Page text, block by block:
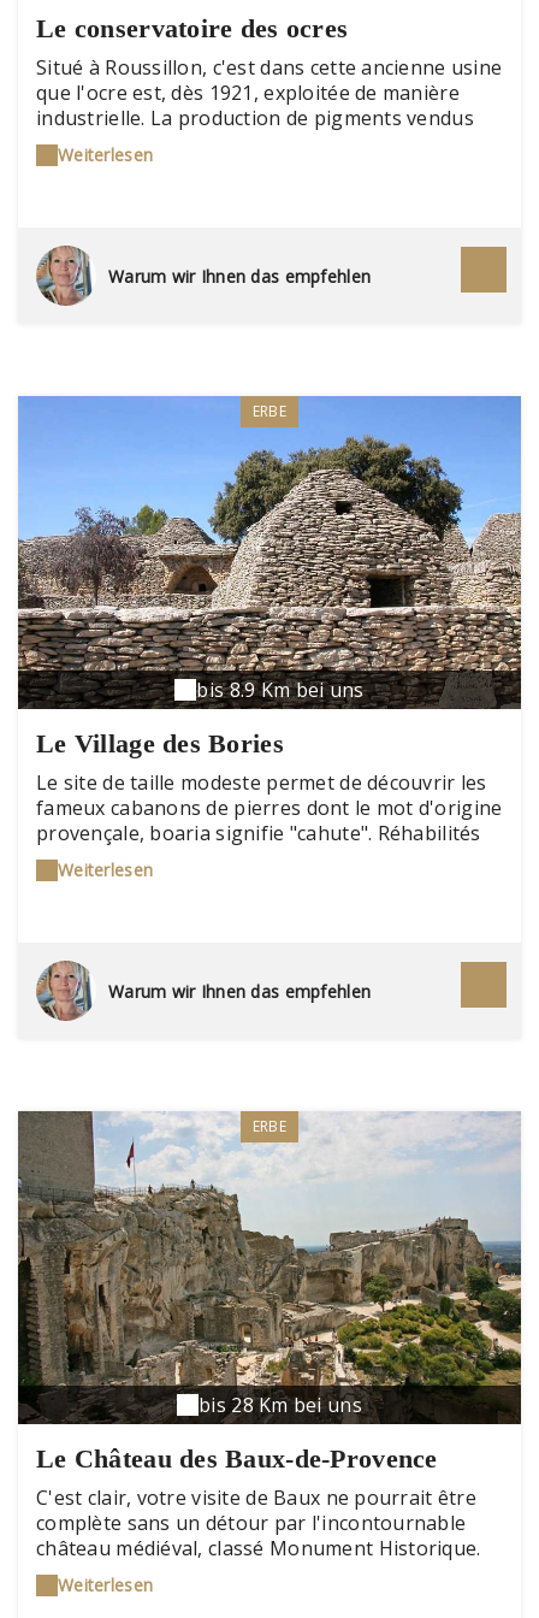
Le conservatoire des ocres
Situé à Roussillon, c'est dans cette ancienne usine
que l'ocre est, dès 1921, exploitée de manière
industrielle. La production de pigments vendus
dans le monde entier atteint environ 1 000
tonnes par an. Pour permettre au visiteur de
moulins ont été restaurés. La visite est jalonnée
de témoignages de l'ancien contremaître et de
photographies.
Weiterlesen
Warum wir Ihnen das empfehlen
ERBE
bis 8.9 Km bei uns
Le Village des Bories
Le site de taille modeste permet de découvrir les
fameux cabanons de pierres dont le mot d'origine
provençale, boaria signifie "cahute". Réhabilités
pendant près de 10 ans avant d'être classés
Monument Historique, les groupements de
poulaillers forment un ensemble étonnant au
cœur de la garrigue provençale.
Weiterlesen
Warum wir Ihnen das empfehlen
ERBE
bis 28 Km bei uns
Le Château des Baux-de-Provence
C'est clair, votre visite de Baux ne pourrait être
complète sans un détour par l'incontournable
château médiéval, classé Monument Historique.
La forteresse, le donjon, les tours, le colombier
seigneurial, l'hôpital Quiqueran et les deux
Weiterlesen